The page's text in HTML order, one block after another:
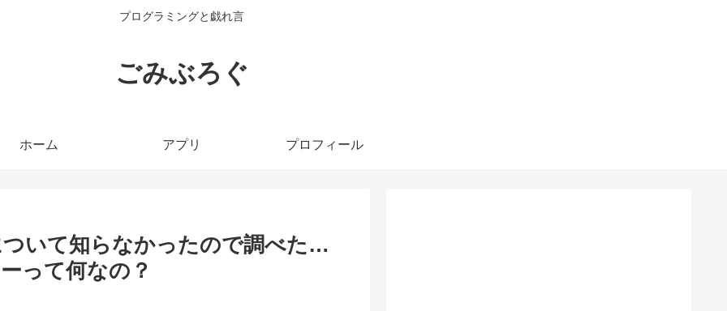
プログラミングと戯れ言
ごみぶろぐ
ホーム アプリ プロフィール
いて知らなかったので調べた…
って何なの？